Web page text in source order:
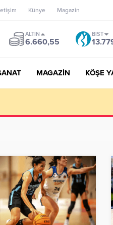
Künye Magazin
ALTIN
6.660,55
BIST
MAGAZİN KÖŞE
parlatıp onlara kariyer